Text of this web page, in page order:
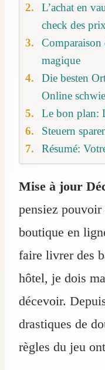
L’achat en
check des
magique
Die besten
Online
Le bon plan:
Steuern
Résumé:
Mise à jour
pensiez
boutique en
faire livrer des
hôtel, je dois
décevoir.
drastiques de
règles du jeu